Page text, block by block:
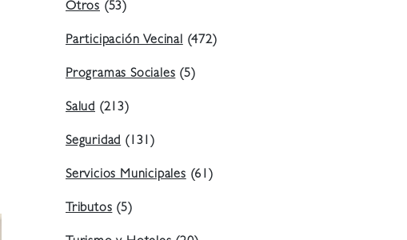
Otros (53)
Participación Vecinal(472)
Programas Sociales(5)
Salud (213)
Seguridad(131)
Servicios Municipales(61)
Tributos(5)